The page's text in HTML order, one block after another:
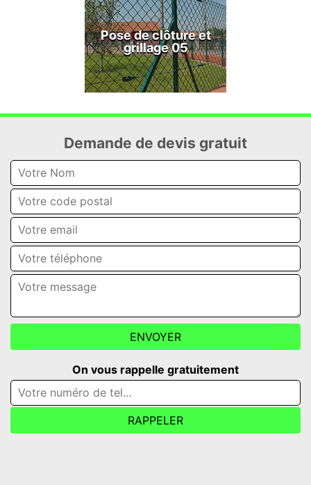
Pose de clôture et
grillage 05
Demande de devis gratuit
On vous rappelle gratuitement